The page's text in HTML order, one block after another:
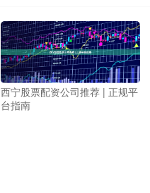
西宁股票配资公司推荐 | 正规平
台指南